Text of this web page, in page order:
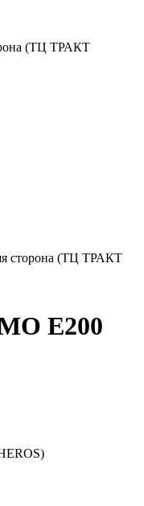
(ТЦ ТРАКТ
сторона (ТЦ ТРАКТ
E200